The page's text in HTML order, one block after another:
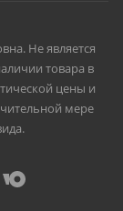
Не является
товара в
цены и
мере